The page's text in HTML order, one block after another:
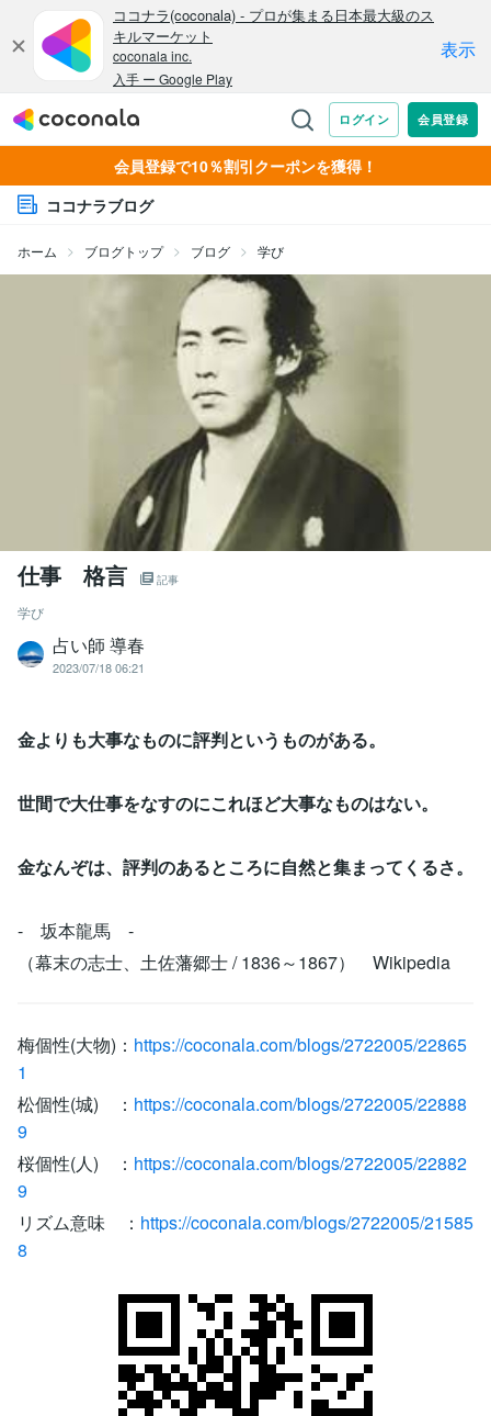
会員登録で10％割引クーポンを獲得！
ココナラブログ
ホーム ブログトップ ブログ 学び
仕事 格言 記事
学び
占い師 導春
2023/07/18 06:21
金よりも大事なものに評判というものがある。
世間で大仕事をなすのにこれほど大事なものはない。
金なんぞは、評判のあるところに自然と集まってくるさ。
- 坂本龍馬 -
（幕末の志士、土佐藩郷士 / 1836～1867） Wikipedia
梅個性(大物)： https://coconala.com/blogs/2722005/22865
1
松個性(城) ： https://coconala.com/blogs/2722005/22888
9
桜個性(人) ： https://coconala.com/blogs/2722005/22882
9
リズム意味 ： https://coconala.com/blogs/2722005/21585
8